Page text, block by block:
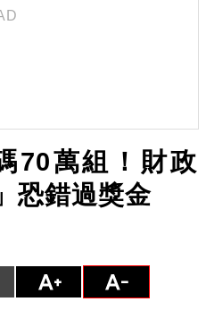
70萬組！財政
恐錯過獎金